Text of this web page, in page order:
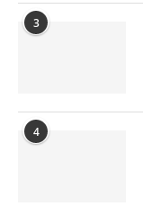
3
4